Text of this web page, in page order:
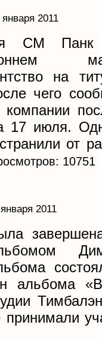
2011
СМ Панк
на
чего
17 июля.
от
10751
2011
альбома
принимали